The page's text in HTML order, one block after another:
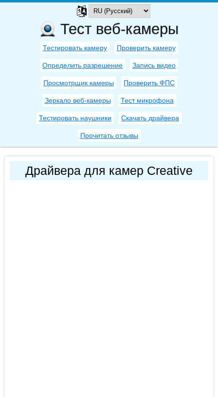
Тест веб-камеры
Тестировать камеру Проверить камеру
Определить разрешение Запись видео
Просмотрщик камеры Проверить ФПС
Зеркало веб-камеры Тест микрофона
Тестировать наушники Скачать драйвера
Прочитать отзывы
Драйвера для камер Creative